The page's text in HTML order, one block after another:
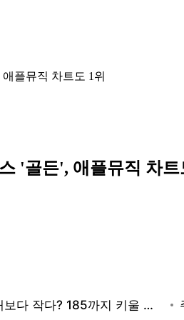
플뮤직 차트도 1위
'골든', 애플뮤직 차트